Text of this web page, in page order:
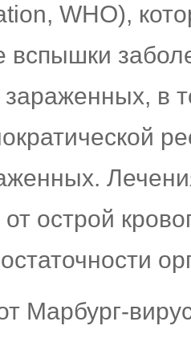
WHO),
вспышки
в
острой
Марбург-